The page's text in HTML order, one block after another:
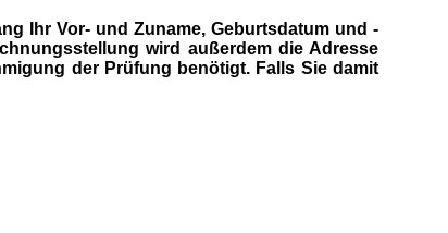
Ihr Vor- und Zuname, Geburtsdatum und -
wird außerdem die Adresse
der Prüfung benötigt. Falls Sie damit